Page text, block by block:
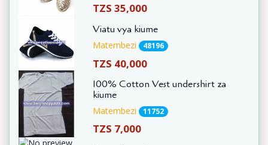
TZS 35,000
Viatu vya kiume
Matembezi 48196
TZS 40,000
100% Cotton Vest undershirt za
kiume
Matembezi 11752
TZS 7,000